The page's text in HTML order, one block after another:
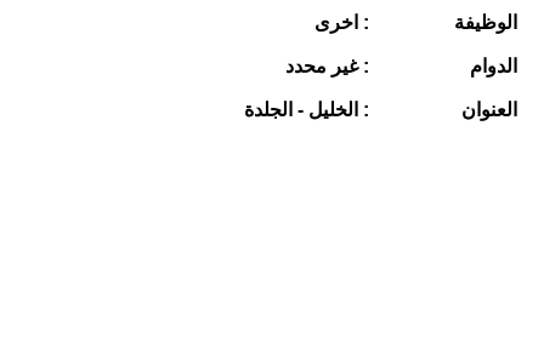
الوظيفة : اخرى
الدوام : غير محدد
العنوان : الخليل - الجلدة